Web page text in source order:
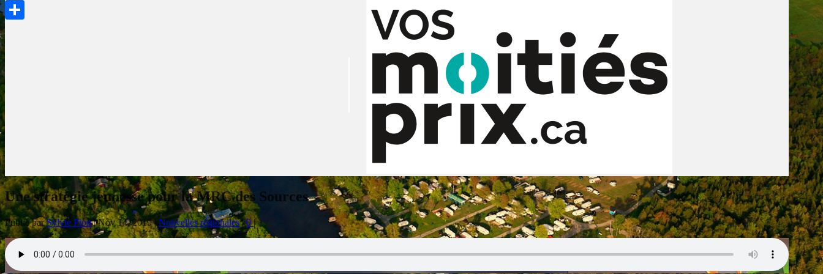
Une stratégie jeunesse pour la MRC des Sources
Publié parSylvie Pion|Nov 14, 2019| Nouvelles régionales|0|
PrintFriendly